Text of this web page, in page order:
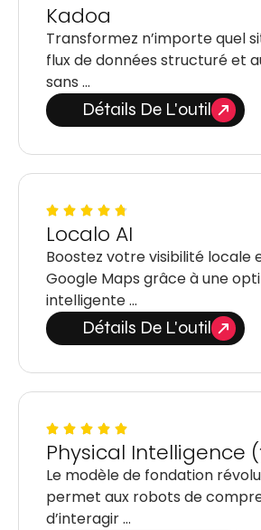
Kadoa
Transformez n’importe quel
flux de données structuré et
sans …
Détails De L'outil
Localo AI
Boostez votre visibilité locale
Google Maps grâce à une
intelligente …
Détails De L'outil
Physical Intelligence
Le modèle de fondation
permet aux robots de
d’interagir …